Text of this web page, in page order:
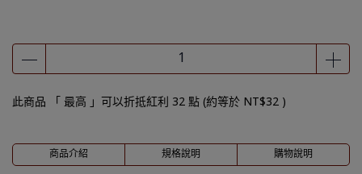
此商品 「 最高 」可以折抵紅利 32 點 (約等於 NT$32 )
商品介紹 規格說明 購物說明